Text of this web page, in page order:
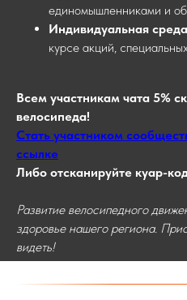
единомышленниками и
Индивидуальная
курсе акций,
Всем участникам чата 5%
велосипеда!
Стать участником
ссылке
Либо отсканируйте куар-
Развитие велосипедного
здоровье нашего региона.
видеть!